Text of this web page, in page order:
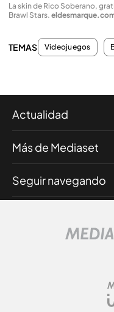
La skin de Rico Soberano,
Brawl Stars.
TEMAS Videojuegos
Actualidad
Más de Mediaset
Seguir navegando